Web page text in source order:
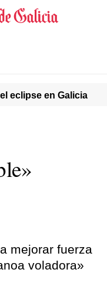
eclipse en Galicia
mejorar fuerza
voladora»